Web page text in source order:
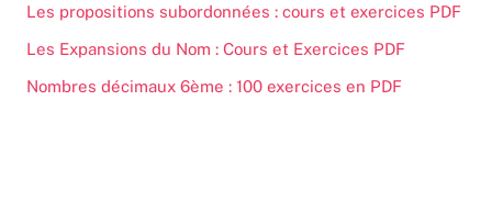
Les propositions subordonnées : cours et exercices PDF
Les Expansions du Nom : Cours et Exercices PDF
Nombres décimaux 6ème : 100 exercices en PDF